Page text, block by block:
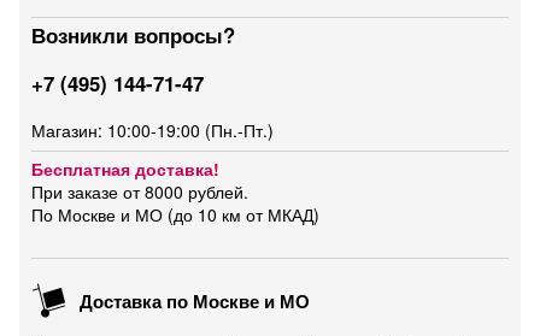
Возникли вопросы?
+7 (495) 144-71-47
Магазин: 10:00-19:00 (Пн.-Пт.)
Бесплатная доставка!
При заказе от 8000 рублей.
По Москве и МО (до 10 км от МКАД)
Доставка по Москве и МО